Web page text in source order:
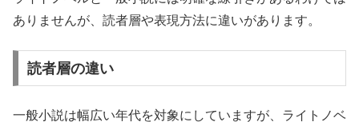
ありませんが、読者層や表現方法に違いがあります。
読者層の違い
一般小説は幅広い年代を対象にしていますが、ライトノベ